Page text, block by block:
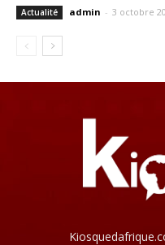
Actualité admin - 3 octobre